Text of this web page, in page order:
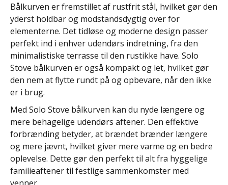
Bålkurven er fremstillet af rustfrit stål, hvilket gør den
yderst holdbar og modstandsdygtig over for
elementerne. Det tidløse og moderne design passer
perfekt ind i enhver udendørs indretning, fra den
minimalistiske terrasse til den rustikke have. Solo
Stove bålkurven er også kompakt og let, hvilket gør
den nem at flytte rundt på og opbevare, når den ikke
er i brug.
Med Solo Stove bålkurven kan du nyde længere og
mere behagelige udendørs aftener. Den effektive
forbrænding betyder, at brændet brænder længere
og mere jævnt, hvilket giver mere varme og en bedre
oplevelse. Dette gør den perfekt til alt fra hyggelige
familieaftener til festlige sammenkomster med
venner.